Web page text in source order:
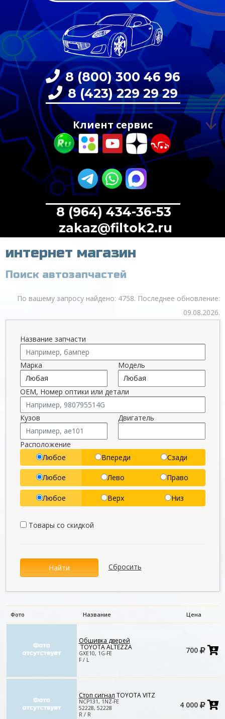
8 (800) 300 46 96
8 (423) 229 29 29
Клиент сервис
8 (964) 434-36-53
zakaz@filtok2.ru
интернет магазин
Поиск автозапчастей
По вашему запросу найдено: 4758. Последнее обновление:
09.08.2026.
Название запчасти
Марка Модель
OEM, Номер оптики или детали
Кузов Двигатель
Расположение
Любое
Впереди Сзади
Любое Лево Право
Любое Верх Низ
Товары со скидкой
Найти Сбросить
Фото Название Цена
Обшивка дверей
TOYOTA ALTEZZA
GXE10, 1G-FE
F / L
700
Стоп сигнал TOYOTA VITZ
NCP131, 1NZ-FE
52228, 52228
R / R
4 000